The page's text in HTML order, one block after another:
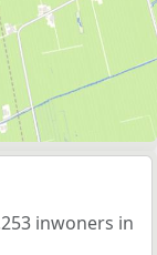
inwoners in